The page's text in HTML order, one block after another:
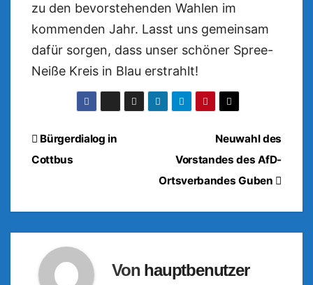
zu den bevorstehenden Wahlen im
kommenden Jahr. Lasst uns gemeinsam
dafür sorgen, dass unser schöner Spree-
Neiße Kreis in Blau erstrahlt!
Beitragsnavigation
Neuwahl des
Vorstandes des AfD-
Ortsverbandes Guben
Bürgerdialog in
Cottbus
Von hauptbenutzer